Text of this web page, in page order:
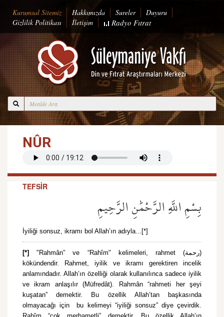
Kurumsal Sitemiz Hakkımızda Sureler
Duyuru
Gizlilik Politikası
İletişim Radyo Fıtrat
NÛR
TEFSİR
بِسْمِ اللَّهِ الرَّحْمَٰنِ الرَّحِيمِ
İyiliği sonsuz, ikramı bol Allah’ın adıyla...[*]
[*]"Rahmân” ve “Rahîm" kelimeleri, rahmet (رحمة)
kökündendir. Rahmet, iyilik ve ikramı gerektiren incelik
anlamındadır. Allah’ın özelliği olarak kullanılınca sadece iyilik
ve ikram anlaşılır (Müfredât). Rahmân “rahmeti her şeyi
kuşatan” demektir. Bu özellik Allah’tan başkasında
olmayacağı için bu kelimeyi “iyiliği sonsuz” diye çevirdik.